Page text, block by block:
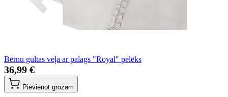
Bērnu gultas veļa ar palags "Royal" pelēks
36,99 €
Pievienot grozam